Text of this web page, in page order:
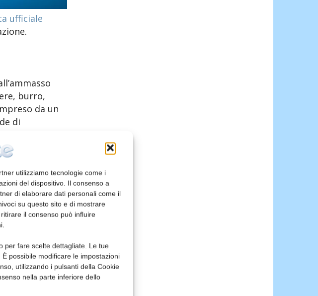
utilizziamo tecnologie come i
del dispositivo. Il consenso a
di elaborare dati personali come il
su questo sito e di mostrare
il consenso può influire
per fare scelte dettagliate. Le tue
possibile modificare le impostazioni
utilizzando i pulsanti della Cookie
nella parte inferiore dello
ufficiale
burro,
da un
di
del
e frutta
ogni settore
di
crisi.
222 del
alla
concorrenza
tali